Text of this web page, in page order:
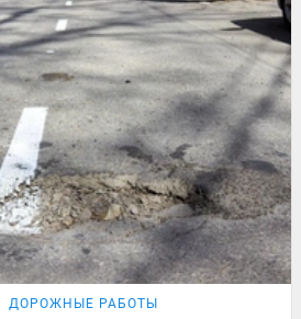
ДОРОЖНЫЕ РАБОТЫ